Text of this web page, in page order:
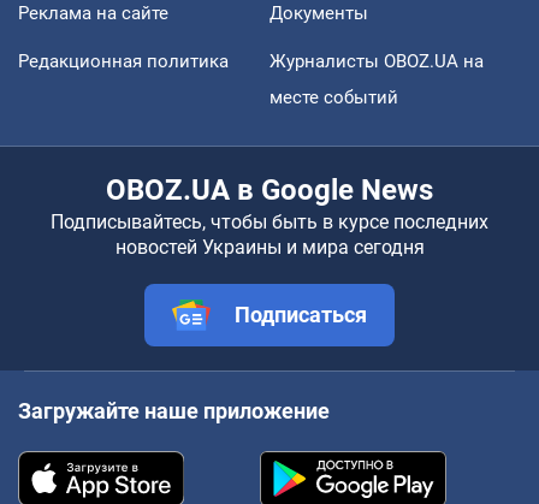
Реклама на сайте Документы
Редакционная политика
Журналисты OBOZ.UA на
месте событий
OBOZ.UA в Google News
Подписывайтесь, чтобы быть в курсе последних
новостей Украины и мира сегодня
Подписаться
Загружайте наше приложение